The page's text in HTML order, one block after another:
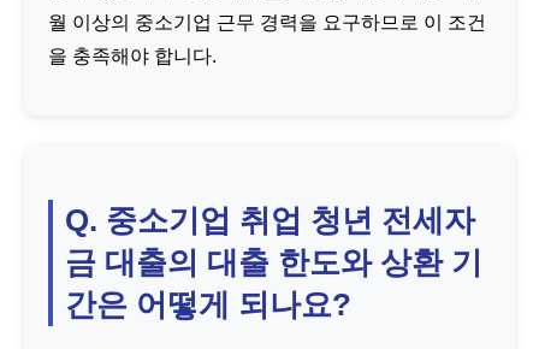
월 이상의 중소기업 근무 경력을 요구하므로 이 조건
을 충족해야 합니다.
Q. 중소기업 취업 청년 전세자
금 대출의 대출 한도와 상환 기
간은 어떻게 되나요?